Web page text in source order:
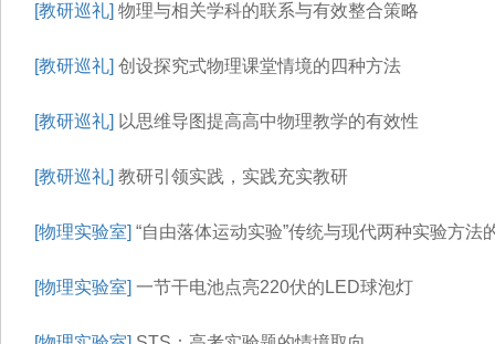
[教研巡礼] 物理与相关学科的联系与有效整合策略
[教研巡礼] 创设探究式物理课堂情境的四种方法
[教研巡礼] 以思维导图提高高中物理教学的有效性
[教研巡礼] 教研引领实践，实践充实教研
[物理实验室] “自由落体运动实验”传统与现代两种实验方法
[物理实验室] 一节干电池点亮220伏的LED球泡灯